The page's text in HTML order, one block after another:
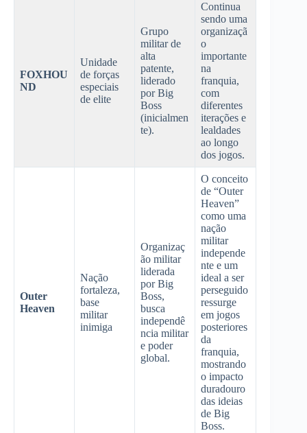
FOXHOU
ND
Unidade
de forças
especiais
de elite
Grupo
militar de
alta
patente,
liderado
por Big
Boss
(inicialmen
te).
Continua
sendo uma
organizaçã
o
importante
na
franquia,
com
diferentes
iterações e
lealdades
ao longo
dos jogos.
Outer
Heaven
Nação
fortaleza,
base
militar
inimiga
Organizaç
ão militar
liderada
por Big
Boss,
busca
independê
ncia militar
e poder
global.
O conceito
de “Outer
Heaven”
como uma
nação
militar
independe
nte e um
ideal a ser
perseguido
ressurge
em jogos
posteriores
da
franquia,
mostrando
o impacto
duradouro
das ideias
de Big
Boss.